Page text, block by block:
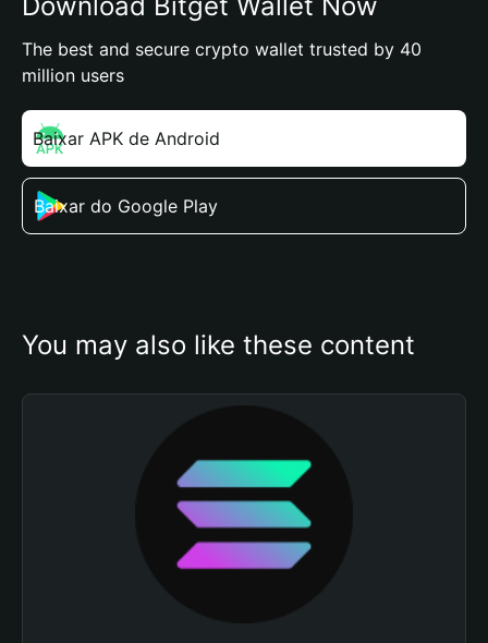
The best and secure crypto wallet trusted by 40
million users
Baixar APK de Android
Baixar do Google Play
You may also like these content